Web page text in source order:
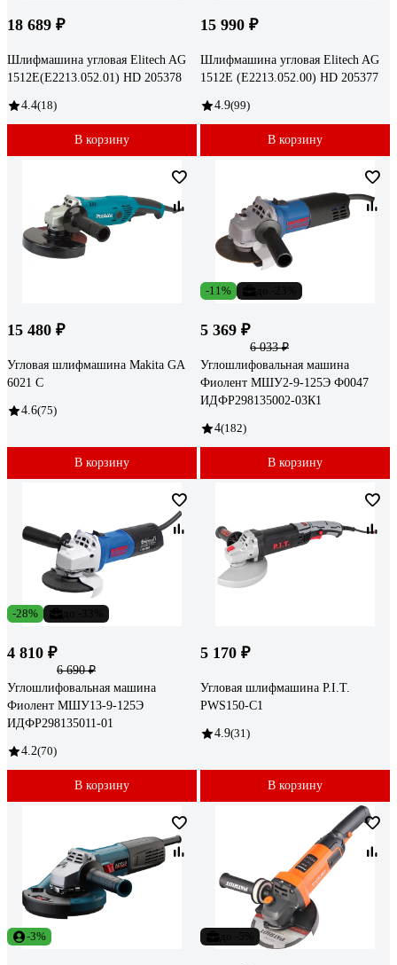
18 689 ₽
Шлифмашина угловая Elitech AG
1512E(E2213.052.01) HD 205378
4.4(18)
В корзину
15 990 ₽
Шлифмашина угловая Elitech AG
1512E (E2213.052.00) HD 205377
4.9(99)
В корзину
15 480 ₽
Угловая шлифмашина Makita GA
6021 C
4.6(75)
В корзину
-11%
5 369 ₽
6 033 ₽
Углошлифовальная машина
Фиолент МШУ2-9-125Э Ф0047
ИДФР298135002-03К1
4(182)
В корзину
-28%
4 810 ₽
6 690 ₽
Углошлифовальная машина
Фиолент МШУ13-9-125Э
ИДФР298135011-01
4.2(70)
В корзину
5 170 ₽
Угловая шлифмашина P.I.T.
PWS150-C1
4.9(31)
В корзину
-3%